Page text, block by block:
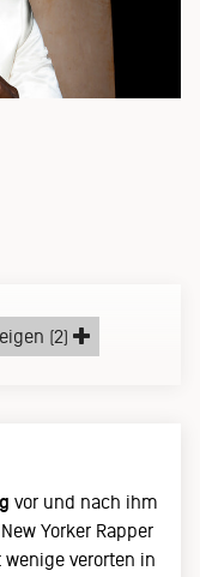
(2)
vor und nach ihm
Yorker Rapper
verorten in